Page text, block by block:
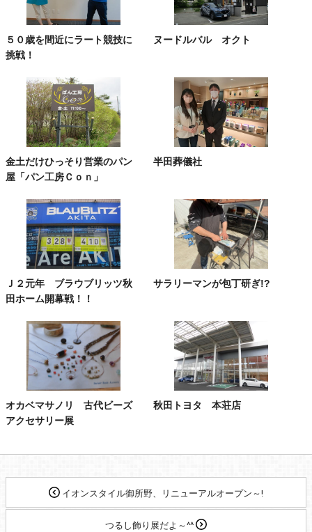
５０歳を間近にラート競技に
挑戦！
ヌードルバル オクト
金土だけひっそり営業のパン
屋「パン工房Ｃｏｎ」
半田葬儀社
Ｊ２元年 ブラウブリッツ秋
田ホーム開幕戦！！
サラリーマンが包丁研ぎ!?
オカベマサノリ 古代ビーズ
アクセサリー展
秋田トヨタ 本荘店
イオンスタイル御所野、リニューアルオープン～!
つるし飾り展だよ～^^